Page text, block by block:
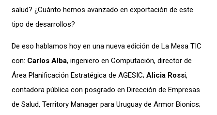
salud? ¿Cuánto hemos avanzado en exportación de este
tipo de desarrollos?
De eso hablamos hoy en una nueva edición de La Mesa TIC
con: Carlos Alba, ingeniero en Computación, director de
Área Planificación Estratégica de AGESIC; Alicia Rossi,
contadora pública con posgrado en Dirección de Empresas
de Salud, Territory Manager para Uruguay de Armor Bionics;